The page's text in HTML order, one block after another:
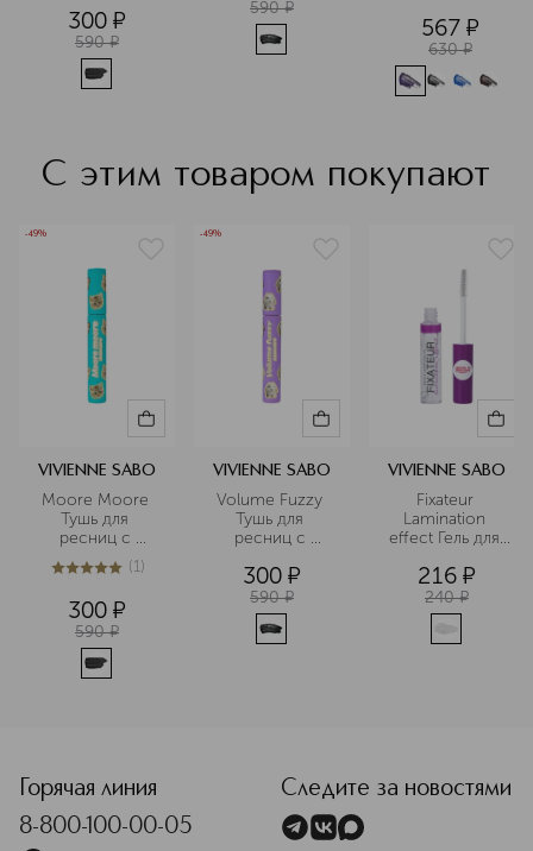
300 ¤
590 ¤
590 ¤
567 ¤
630 ¤
С этим товаром покупают
-49%
VIVIENNE SABO
Moore Moore
Тушь для
ресниц с
эффектом
подкручивания
5из 51 (1)
300 ¤
590 ¤
-49%
VIVIENNE SABO
Volume Fuzzy
Тушь для
ресниц c
супер объема
300 ¤
590 ¤
VIVIENNE SABO
Fixateur
Lamination
effect Гель для
эффектом
ламинирования
216 ¤
240 ¤
Горячая линия
8-800-100-00-05
Следите за новостями